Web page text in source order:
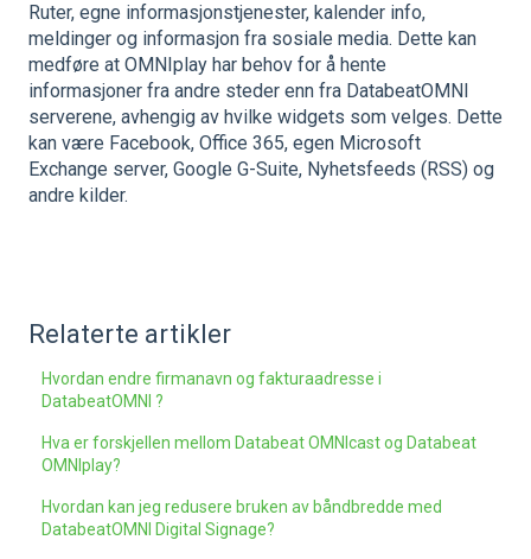
Ruter, egne informasjonstjenester, kalender info,
meldinger og informasjon fra sosiale media. Dette kan
medføre at OMNIplay har behov for å hente
informasjoner fra andre steder enn fra DatabeatOMNI
serverene, avhengig av hvilke widgets som velges. Dette
kan være Facebook, Office 365, egen Microsoft
Exchange server, Google G-Suite, Nyhetsfeeds (RSS) og
andre kilder.
Relaterte artikler
Hvordan endre firmanavn og fakturaadresse i
DatabeatOMNI ?
Hva er forskjellen mellom Databeat OMNIcast og Databeat
OMNIplay?
Hvordan kan jeg redusere bruken av båndbredde med
DatabeatOMNI Digital Signage?